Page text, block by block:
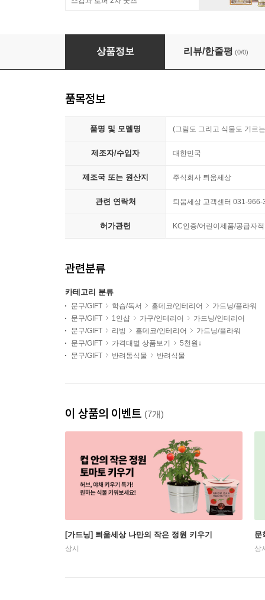
(그림도 그리고 식물도 기르는) 그림봉투화분_
상품정보 리뷰/한줄평 (0/0)
품목정보
품명 및 모델명 (그림도 그리고 식물도 기르
제조자/수입자 대한민국
제조국 또는 원산지 주식회사 틔움세상
관련 연락처 틔움세상 고객센터 031-966-
허가관련 KC인증/어린이제품/공급자
관련분류
카테고리 분류
문구/GIFT 학습/독서 홈데코/인테리어
가드닝/플라워
문구/GIFT
1인샵 가구/인테리어
가드닝/인테리어
문구/GIFT
리빙 홈데코/인테리어
가드닝/플라워
문구/GIFT
가격대별 상품보기
5천원↓
문구/GIFT
반려동식물 반려식물
이 상품의 이벤트 (7개)
[가드닝] 틔움세상 나만의 작은 정원 키우기
상시
문
상